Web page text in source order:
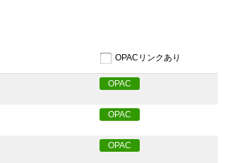
OPACリンクあり
OPAC
OPAC
OPAC